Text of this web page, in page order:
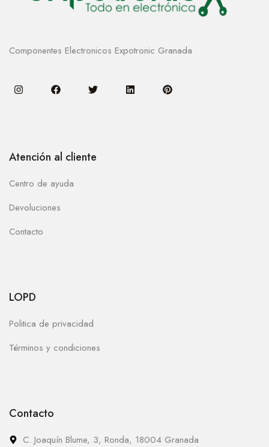
Componentes Electronicos Expotronic Granada
Atención al cliente
Centro de ayuda
Devoluciones
Contacto
LOPD
Politica de privacidad
Términos y condiciones
Contacto
C. Joaquín Blume, 3, Ronda, 18004 Granada